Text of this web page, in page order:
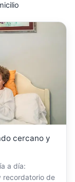
cercano y
a día:
recordatorio de